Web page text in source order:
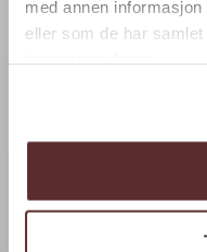
med annen
eller som de har